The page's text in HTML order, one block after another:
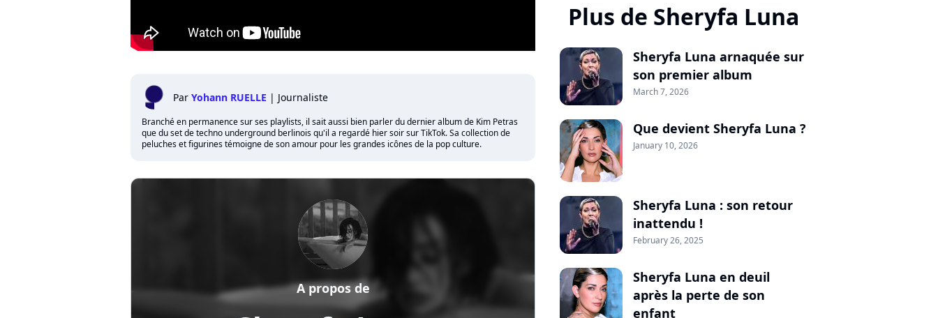
Par Yohann RUELLE | Journaliste
Branché en permanence sur ses playlists, il sait aussi bien parler du dernier album de Kim Petras
que du set de techno underground berlinois qu'il a regardé hier soir sur TikTok. Sa collection de
peluches et figurines témoigne de son amour pour les grandes icônes de la pop culture.
A propos de
Plus de Sheryfa Luna
Sheryfa Luna arnaquée sur
son premier album
March 7, 2026
Que devient Sheryfa Luna ?
January 10, 2026
Sheryfa Luna : son retour
inattendu !
February 26, 2025
Sheryfa Luna en deuil
après la perte de son
enfant